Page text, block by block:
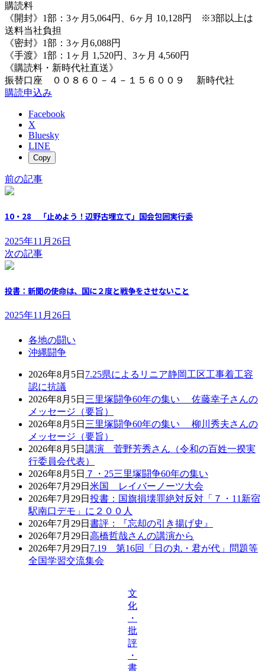
購読料
《開封》1部：3ヶ月5,064円、6ヶ月 10,128円 ※3部以上は
送料当社負担
《密封》1部：3ヶ月6,088円
《手渡》1部：1ヶ月 1,520円、3ヶ月 4,560円
《購読料・新時代社直送》
振替口座 ００８６０－４－１５６００９ 新時代社
購読申込み
Facebook
X
Bluesky
LINE
Copy
前の記事
10・28 「止めよう！辺野古埋立て」国会包囲実行委
2025年11月26日
次の記事
投書：新聞の使命は、国に２度と戦争をさせないこと
2025年11月26日
各地の闘い
沖縄闘争
2026年8月5日 7.25県によるリニア静岡工区工事着工容
認に抗議
2026年8月5日 三里塚闘争60年の集い 佐藤幸子さんの
メッセージ（要旨）
2026年8月5日 三里塚闘争60年の集い 柳川秀夫さんの
メッセージ（要旨）
2026年8月5日 講演 菅野芳秀さん（令和の百姓一揆実
行委員会代表）
2026年8月5日 ７・25三里塚闘争60年の集い
2026年7月29日 米国 レイバーノーツ大会
2026年7月29日 投書：国旗損壊罪絶対反対「７・11新宿
駅南口デモ」に２００人
2026年7月29日 書評：『忘却の引き揚げ史』
2026年7月29日 高橋哲哉さんの講演から
2026年7月29日 7.19 第16回「日の丸・君が代」問題等
全国学習交流集会
文
化
・
批
評
・
書